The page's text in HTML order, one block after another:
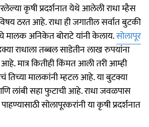
कृषी प्रदर्शनात येथे आलेली राधा म्हैस
ठरत आहे. राधा ही जगातील सर्वात बुटकी
मालक अनिकेत बोराटे यांनी केलाय.सोलापूर
राधाला तब्बल साडेतीन लाख रुपयांना
मात्र कितीही किंमत आली तरी आम्ही
तिच्या मालकांनी म्हटल आहे. या बुटक्या
लांबी सहा फुटाची आहे. राधा जवळपास
सोलापूरकरांनी या कृषी प्रदर्शनात